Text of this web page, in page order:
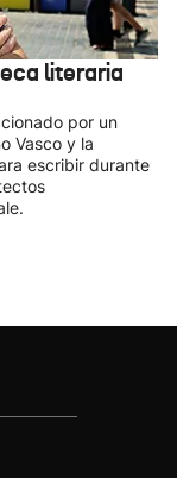
literaria
por un
Vasco y la
escribir durante